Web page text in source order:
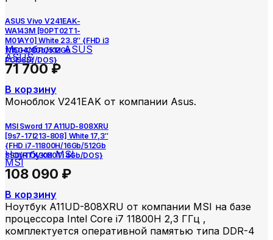
ASUS Vivo V241EAK-
WA143M [90PT02T1-
M01AY0] White 23.8″ {FHD i3
1115G4/8Gb/512Gb
PCISSD//DOS}
Моноблоки ASUS
ASUS
71 700₽
В корзину
Моноблок V241EAK от компании Asus.
MSI Sword 17 A11UD-808XRU
[9s7-17l213-808] White 17,3″
{FHD i7-11800H/16Gb/512Gb
SSD/RTX3050Ti 4Gb/DOS}
Ноутбуки MSI
MSI
108 090 ₽
В корзину
Ноутбук A11UD-808XRU от компании MSI на базе
процессора Intel Core i7 11800H 2,3 ГГц ,
комплектуется оперативной памятью типа DDR-4